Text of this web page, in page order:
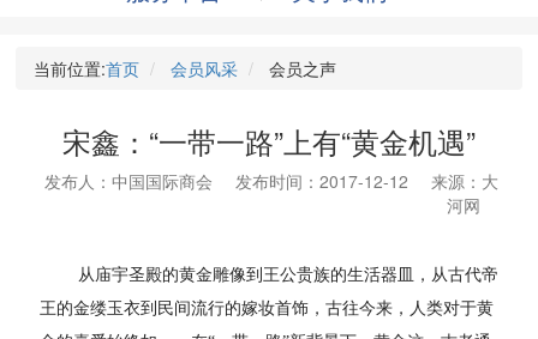
当前位置:首页 会员风采 会员之声
宋鑫：“一带一路”上有“黄金机遇”
发布人：中国国际商会 发布时间：2017-12-12
来源：大
河网
从庙宇圣殿的黄金雕像到王公贵族的生活器皿，从古代帝
王的金缕玉衣到民间流行的嫁妆首饰，古往今来，人类对于黄